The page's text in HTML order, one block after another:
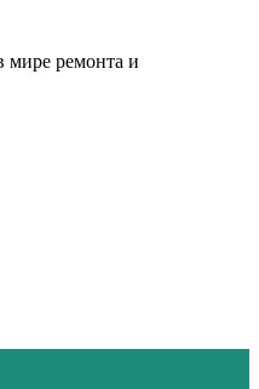
мире ремонта и